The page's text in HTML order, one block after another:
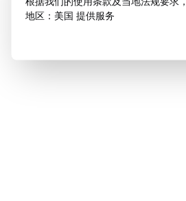
地区：美国 提供服务